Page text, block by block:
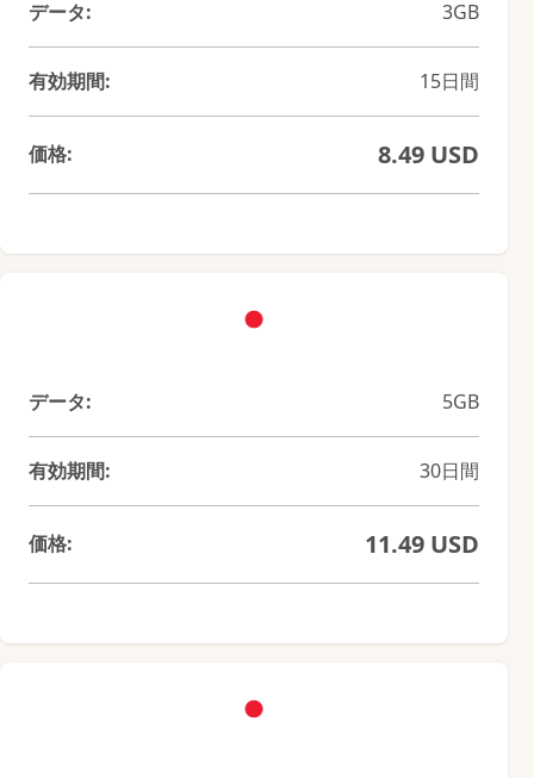
データ: 3GB
有効期間: 15日間
価格: 8.49 USD
データ: 5GB
有効期間: 30日間
価格: 11.49 USD